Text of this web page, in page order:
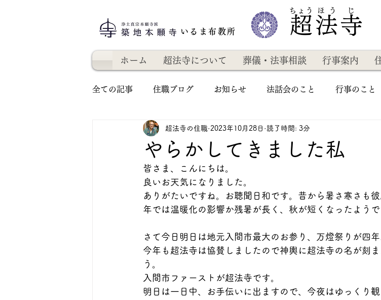
いるま布教所 超法寺
​ちょう ほ う じ
ホーム 超法寺について 葬儀・法事相談 行事案内
全ての記事 住職ブログ お知らせ 法話会のこと 行事のこと
やらかしてきました私
超法寺の住職 2023年10月28日 読了時間: 3分
皆さま、こんにちは。
良いお天気になりました。
ありがたいですね。お聴聞日和です。昔から暑さ寒さも
年では温暖化の影響か残暑が長く、秋が短くなったようで
さて今日明日は地元入間市最大のお参り、万燈祭りが四
今年も超法寺は協賛しましたので神輿に超法寺の名が刻
う。
入間市ファーストが超法寺です。
明日は一日中、お手伝いに出ますので、今夜はゆっくり